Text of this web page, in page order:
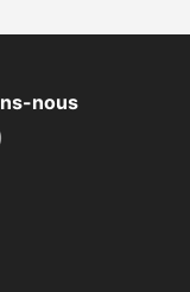
nous